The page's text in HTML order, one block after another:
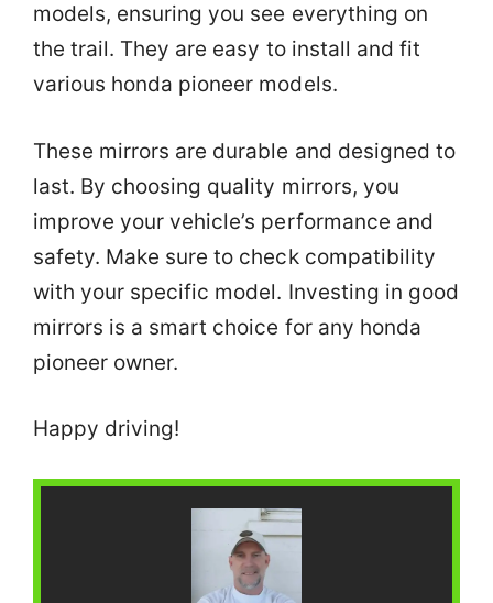
models, ensuring you see everything on
the trail. They are easy to install and fit
various honda pioneer models.
These mirrors are durable and designed to
last. By choosing quality mirrors, you
improve your vehicle’s performance and
safety. Make sure to check compatibility
with your specific model. Investing in good
mirrors is a smart choice for any honda
pioneer owner.
Happy driving!